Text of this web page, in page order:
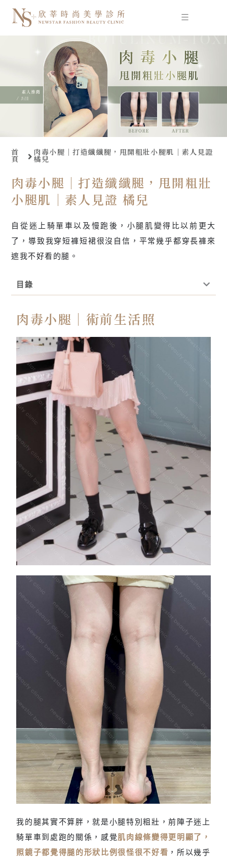
要
首
頁
肉毒小腿｜打造纖纖腿，甩開粗壯小腿肌｜素人見證
橘兒
肉毒小腿｜打造纖纖腿，甩開粗壯
小腿肌｜素人見證 橘兒
自從迷上騎單車以及慢跑後，小腿肌變得比以前更大
了，導致我穿短褲短裙很沒自信，平常幾乎都穿長褲來
遮我不好看的腿。
目錄
肉毒小腿｜術前生活照
正面小腿肌明顯凸出
大小腿一樣粗，腿型不好
看
我的腿其實不算胖，就是小腿特別粗壯，前陣子迷上
騎單車到處跑的關係，感覺肌肉線條變得更明顯了，
照鏡子都覺得腿的形狀比例很怪很不好看 ，所以幾乎